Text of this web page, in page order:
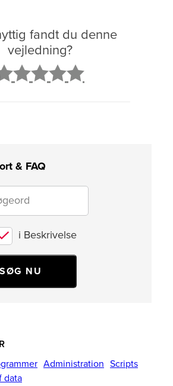
fandt du denne
vejledning?
& FAQ
i Beskrivelse
SØG NU
Administration Scripts
data